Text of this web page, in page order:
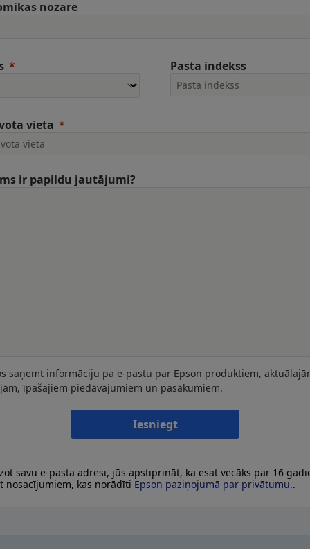
nozare
Pasta indekss
vieta
ir papildu jautājumi?
saņemt informāciju pa e-pastu par Epson produktiem,
īpašajiem piedāvājumiem un pasākumiem.
Iesniegt
savu e-pasta adresi, jūs apstiprināt, ka esat vecāks par 16
nosacījumiem, kas norādīti Epson paziņojumā par privātumu..